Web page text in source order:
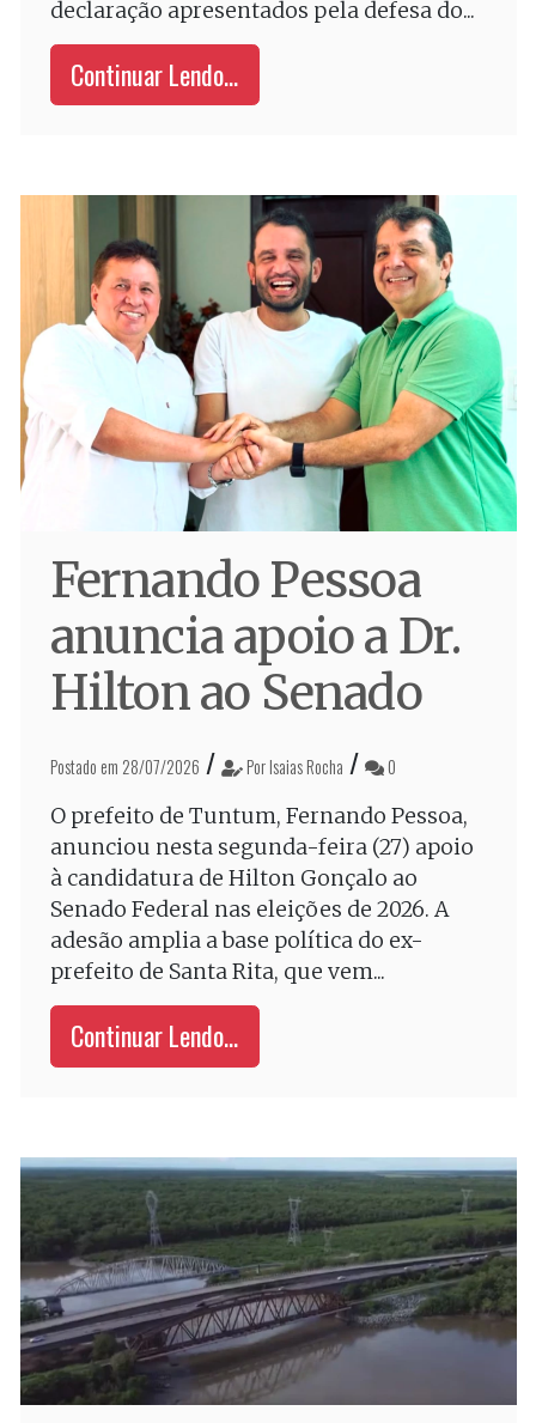
declaração apresentados pela defesa do...
Continuar Lendo...
Fernando Pessoa
anuncia apoio a Dr.
Hilton ao Senado
Postado em 28/07/2026 / Por Isaias Rocha / 0
O prefeito de Tuntum, Fernando Pessoa,
anunciou nesta segunda-feira (27) apoio
à candidatura de Hilton Gonçalo ao
Senado Federal nas eleições de 2026. A
adesão amplia a base política do ex-
prefeito de Santa Rita, que vem...
Continuar Lendo...